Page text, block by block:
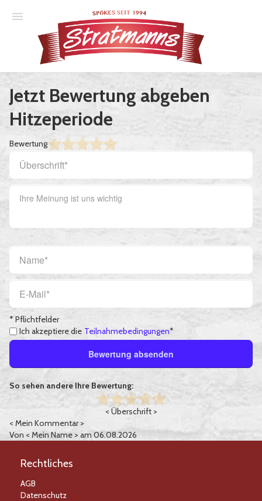
Essener Ehrendoktor
Unsere Komödien
Gastspiele
Gutscheine
Jetzt Bewertung abgeben
Hitzeperiode
Bewertung
* Pflichtfelder
Ich akzeptiere die Teilnahmebedingungen*
Bewertung absenden
So sehen andere Ihre Bewertung:
< Überschrift >
< Mein Kommentar >
Von < Mein Name > am 06.08.2026
Rechtliches
AGB
Datenschutz